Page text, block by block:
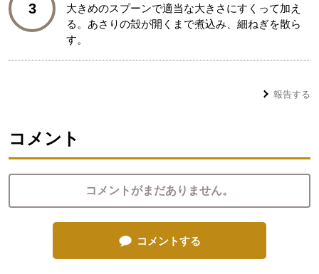
3
大きめのスプーンで適当な大きさにすくって加え
る。あさりの殻が開くまで煮込み、細ねぎを散ら
す。
報告する
コメント
コメントがまだありません。
コメントする